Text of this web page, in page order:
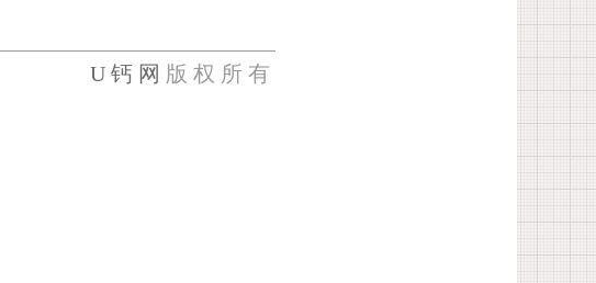
U钙网 版权所有